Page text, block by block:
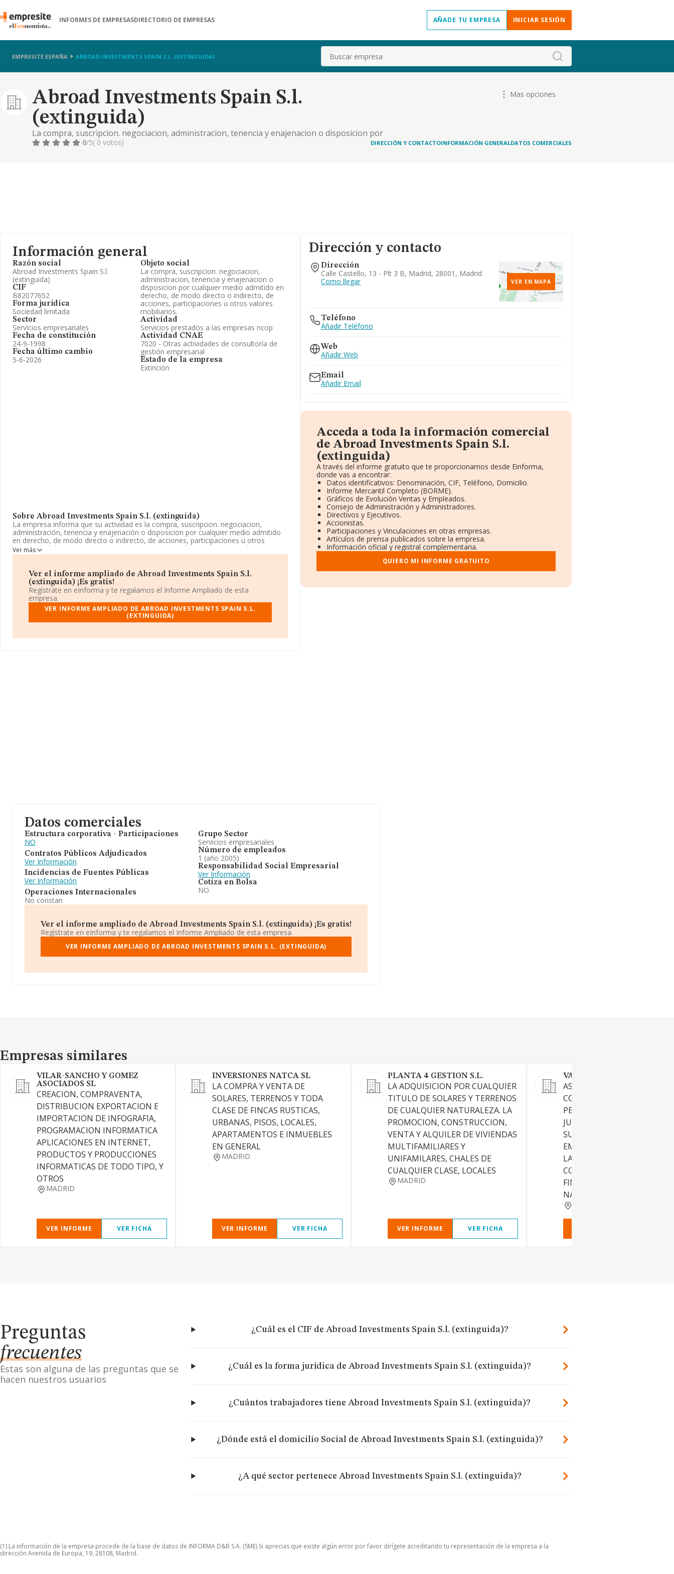
INFORMES DE EMPRESASDIRECTORIO DE EMPRESAS AÑADE TU EMPRESA INICIAR SESIÓN
EMPRESITE ESPAÑA ABROAD INVESTMENTS SPAIN S.L. (EXTINGUIDA) Buscar
Abroad Investments Spain S.l.
(extinguida)
La compra, suscripcion. negociacion, administracion, tenencia y enajenacion o disposicion por
cualquier medio admitido en derecho, de modo directo o indirecto, de acciones, participaciones u
Mas opciones
0/5( 0 votos) DIRECCIÓN Y CONTACTOINFORMACIÓN GENERALDATOS COMERCIALES
Información general
Razón social
Abroad Investments Spain S.l.
(extinguida)
CIF
B82077652
Forma jurídica
Sociedad limitada
Sector
Servicios empresariales
Fecha de constitución
24-9-1998
Fecha último cambio
5-6-2026
Objeto social
La compra, suscripcion. negociacion,
administracion, tenencia y enajenacion o
disposicion por cualquier medio admitido en
derecho, de modo directo o indirecto, de
acciones, participaciones u otros valores
mobiliarios.
Actividad
Servicios prestados a las empresas ncop
Actividad CNAE
7020 - Otras actividades de consultoría de
gestión empresarial
Estado de la empresa
Extinción
Sobre Abroad Investments Spain S.l. (extinguida)
La empresa informa que su actividad es la compra, suscripcion. negociacion,
administración, tenencia y enajenación o disposicion por cualquier medio admitido
en derecho, de modo directo o indirecto, de acciones, participaciones u otros
valores mobiliarios. La empresa aparece inscrita en el Registro Mercantil como
Sociedad Limitada. Su CNAE corresponde a 7020 con código '%cnae%'. La empresa
La compañíaAbroad Investments Spain S.L. (extinguida)
, CIF B82077652, tiene
domicilio fiscal en Calle Castello núm. 13 Plt 3 B, (28001), Madrid, Madrid.
Con los datos a disposición de INFORMA sobre 72.271 empresas pertenecientes al
sector, la facturación en el ámbito nacional alcanza los 15.184 millones de euros y
se estima que el promedio de la facturación entre todas las empresas es de 210 mil
de INFORMA aparecen 24646 empresas, cuyas ventas han obtenido los 8.058
Ver más
Ver el informe ampliado de Abroad Investments Spain S.l.
(extinguida) ¡Es gratis!
Regístrate en eInforma y te regalamos el Informe Ampliado de esta
empresa.
VER INFORME AMPLIADO DE ABROAD INVESTMENTS SPAIN S.L.
(EXTINGUIDA)
Dirección y contacto
Dirección
Calle Castello, 13 - Plt 3 B, Madrid, 28001, Madrid
Como llegar
VER EN MAPA
Teléfono
Añadir Teléfono
Web
Añadir Web
Email
Añadir Email
Acceda a toda la información comercial
de Abroad Investments Spain S.l.
(extinguida)
A través del informe gratuito que te proporcionamos desde Einforma,
donde vas a encontrar:
Datos identificativos: Denominación, CIF, Teléfono, Domicilio.
Informe Mercantil Completo (BORME).
Gráficos de Evolución Ventas y Empleados.
Consejo de Administración y Administradores.
Directivos y Ejecutivos.
Accionistas.
Participaciones y Vinculaciones en otras empresas.
Artículos de prensa publicados sobre la empresa.
Información oficial y registral complementaria.
QUIERO MI INFORME GRATUITO
Datos comerciales
Estructura corporativa - Participaciones
NO
Contratos Públicos Adjudicados
Ver Información
Incidencias de Fuentes Públicas
Ver Información
Operaciones Internacionales
No constan
Grupo Sector
Servicios empresariales
Número de empleados
1 (año 2005)
Responsabilidad Social Empresarial
Ver Información
Cotiza en Bolsa
NO
Ver el informe ampliado de Abroad Investments Spain S.l. (extinguida) ¡Es gratis!
Regístrate en eInforma y te regalamos el Informe Ampliado de esta empresa.
VER INFORME AMPLIADO DE ABROAD INVESTMENTS SPAIN S.L. (EXTINGUIDA)
Empresas similares
Empresas similares
VILAR-SANCHO Y GOMEZ
ASOCIADOS SL
CREACION, COMPRAVENTA,
DISTRIBUCION EXPORTACION E
IMPORTACION DE INFOGRAFIA,
PROGRAMACION INFORMATICA
APLICACIONES EN INTERNET,
PRODUCTOS Y PRODUCCIONES
INFORMATICAS DE TODO TIPO, Y
OTROS
MADRID
VER INFORME VER FICHA
INVERSIONES NATCA SL
LA COMPRA Y VENTA DE
SOLARES, TERRENOS Y TODA
CLASE DE FINCAS RUSTICAS,
URBANAS, PISOS, LOCALES,
APARTAMENTOS E INMUEBLES
EN GENERAL
MADRID
VER INFORME VER FICHA
PLANTA 4 GESTION S.L.
LA ADQUISICION POR CUALQUIER
TITULO DE SOLARES Y TERRENOS
DE CUALQUIER NATURALEZA. LA
PROMOCION, CONSTRUCCION,
VENTA Y ALQUILER DE VIVIENDAS
MULTIFAMILIARES Y
UNIFAMILARES, CHALES DE
CUALQUIER CLASE, LOCALES
MADRID
VER INFORME VER FICHA
VALCRISMA SL
ASESORAMIENTO Y
CONSULTORIA TANTO DE
PERSONAS FISICAS COMO
JURIDICAS, CUALQUIERA
SU FORMA U
EMPRESARIAL O NO, EN
LAS MATERIAS
CON EL AMBITO
FINANCIERO O DE ANALOGA
NATU
Preguntas
frecuentes
Estas son alguna de las preguntas que se
hacen nuestros usuarios
¿Cuál es el CIF de Abroad Investments Spain S.l. (extinguida)?
¿Cuál es la forma jurídica de Abroad Investments Spain S.l. (extinguida)?
¿Cuántos trabajadores tiene Abroad Investments Spain S.l. (extinguida)?
¿Dónde está el domicilio Social de Abroad Investments Spain S.l. (extinguida)?
¿A qué sector pertenece Abroad Investments Spain S.l. (extinguida)?
(1) La información de la empresa procede de la base de datos de INFORMA D&B S.A. (SME) Si aprecias que existe algún error por favor dirígete acreditando tu representación de la empresa a la
dirección Avenida de Europa, 19, 28108, Madrid.